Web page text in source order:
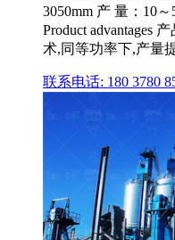
3050mm 产 量：10
Product advantages
术,同等功率下,产量
联系电话: 180 3780